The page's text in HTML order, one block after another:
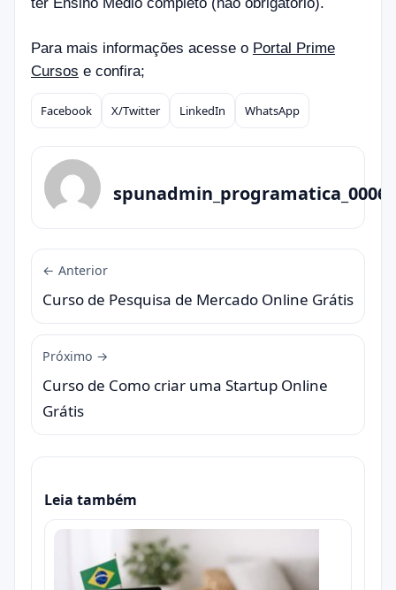
Para mais informações acesse o Portal Prime
Cursos e confira;
Compartilhar
Facebook X/Twitter LinkedIn WhatsApp
spunadmin_programatica_0006
← Anterior
Curso de Pesquisa de Mercado Online Grátis
Próximo →
Curso de Como criar uma Startup Online
Grátis
Leia também